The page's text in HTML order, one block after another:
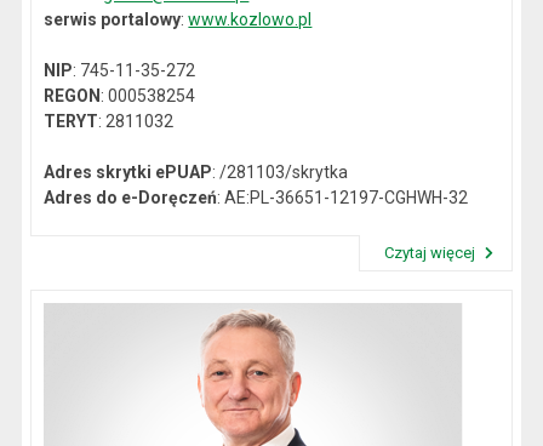
serwis portalowy:www.kozlowo.pl
NIP: 745-11-35-272
REGON: 000538254
TERYT: 2811032
Adres skrytki ePUAP: /281103/skrytka
Adres do e-Doręczeń: AE:PL-36651-12197-CGHWH-32
Czytaj więcej